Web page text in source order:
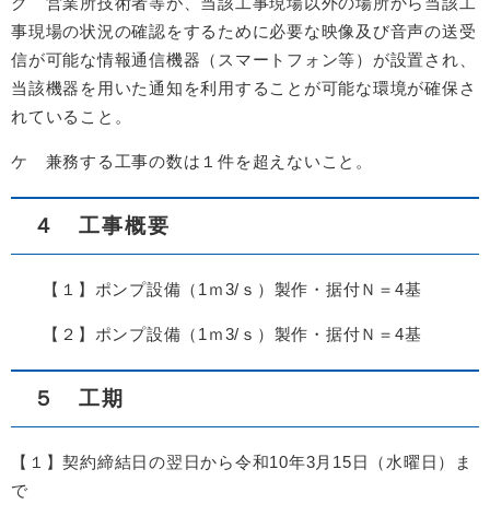
事現場の状況の確認をするために必要な映像及び音声の送受
信が可能な情報通信機器（スマートフォン等）が設置され、
当該機器を用いた通知を利用することが可能な環境が確保さ
れていること。
ケ 兼務する工事の数は１件を超えないこと。
４ 工事概要
【１】ポンプ設備（1ｍ3/ｓ）製作・据付Ｎ＝4基
【２】ポンプ設備（1ｍ3/ｓ）製作・据付Ｎ＝4基
５ 工期
【１】契約締結日の翌日から令和10年3月15日（水曜日）ま
で